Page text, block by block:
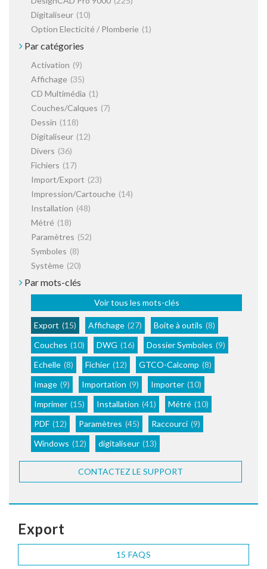
Digitaliseur (10)
Option Electicité / Plomberie (1)
Par catégories
Activation (9)
Affichage (35)
CD Multimédia (1)
Couches/Calques (7)
Dessin (118)
Digitaliseur (12)
Divers (36)
Fichiers (17)
Import/Export (23)
Impression/Cartouche (14)
Installation (48)
Métré (18)
Paramètres (52)
Symboles (8)
Système (20)
Par mots-clés
Voir tous les mots-clés
Export (15) Affichage (27) Boite à outils (8)
Couches (10) DWG (16) Dossier Symboles (9)
Echelle (8) Fichier (12) GTCO-Calcomp (8)
Image (9) Importation (9) Importer (10)
Imprimer (15) Installation (41) Métré (10)
PDF (12) Paramètres (45) Raccourci (9)
Windows (12) digitaliseur (13)
CONTACTEZ LE SUPPORT
Export
15 FAQS